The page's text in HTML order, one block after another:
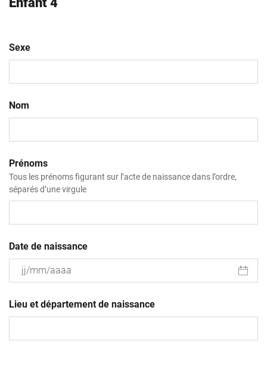
Sexe
Nom
Prénoms
Tous les prénoms figurant sur l’acte de naissance dans l’ordre,
séparés d’une virgule
Date de naissance
slash
MM
Lieu et département de naissance